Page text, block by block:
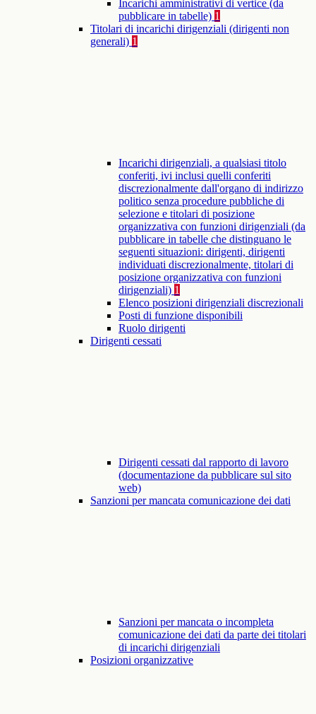
Incarichi amministrativi di vertice (da
pubblicare in tabelle) 1
Titolari di incarichi dirigenziali (dirigenti non
generali) 1
Incarichi dirigenziali, a qualsiasi titolo
conferiti, ivi inclusi quelli conferiti
discrezionalmente dall'organo di indirizzo
politico senza procedure pubbliche di
selezione e titolari di posizione
organizzativa con funzioni dirigenziali (da
pubblicare in tabelle che distinguano le
seguenti situazioni: dirigenti, dirigenti
individuati discrezionalmente, titolari di
posizione organizzativa con funzioni
dirigenziali) 1
Elenco posizioni dirigenziali discrezionali
Posti di funzione disponibili
Ruolo dirigenti
Dirigenti cessati
Dirigenti cessati dal rapporto di lavoro
(documentazione da pubblicare sul sito
web)
Sanzioni per mancata comunicazione dei dati
Sanzioni per mancata o incompleta
comunicazione dei dati da parte dei titolari
di incarichi dirigenziali
Posizioni organizzative